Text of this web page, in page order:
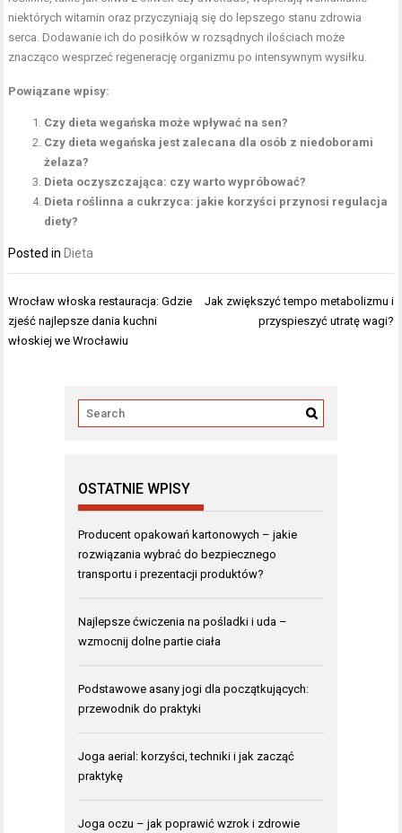
niektórych witamin oraz przyczyniają się do lepszego stanu zdrowia
serca. Dodawanie ich do posiłków w rozsądnych ilościach może
znacząco wesprzeć regenerację organizmu po intensywnym wysiłku.
Powiązane wpisy:
Czy dieta wegańska może wpływać na sen?
Czy dieta wegańska jest zalecana dla osób z niedoborami
żelaza?
Dieta oczyszczająca: czy warto wypróbować?
Dieta roślinna a cukrzyca: jakie korzyści przynosi regulacja
diety?
Posted in Dieta
Nawigacja
wpisu
Wrocław włoska restauracja: Gdzie
zjeść najlepsze dania kuchni
włoskiej we Wrocławiu
Jak zwiększyć tempo metabolizmu i
przyspieszyć utratę wagi?
OSTATNIE WPISY
Producent opakowań kartonowych – jakie
rozwiązania wybrać do bezpiecznego
transportu i prezentacji produktów?
Najlepsze ćwiczenia na pośladki i uda –
wzmocnij dolne partie ciała
Podstawowe asany jogi dla początkujących:
przewodnik do praktyki
Joga aerial: korzyści, techniki i jak zacząć
praktykę
Joga oczu – jak poprawić wzrok i zdrowie